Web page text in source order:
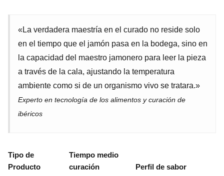
«La verdadera maestría en el curado no reside solo
en el tiempo que el jamón pasa en la bodega, sino en
la capacidad del maestro jamonero para leer la pieza
a través de la cala, ajustando la temperatura
ambiente como si de un organismo vivo se tratara.»
Experto en tecnología de los alimentos y curación de
ibéricos
Tipo de
Producto
Tiempo medio
curación
Perfil de sabor